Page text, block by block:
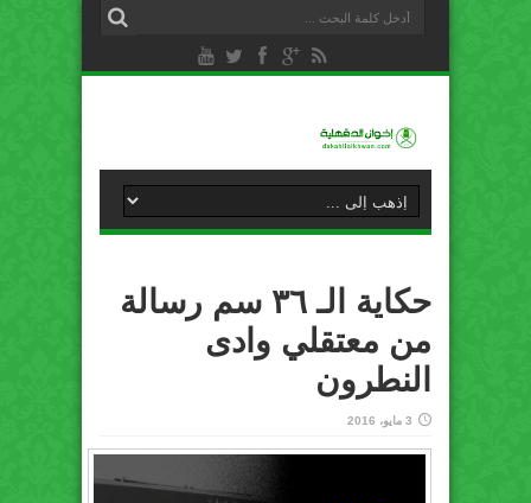
حكاية الـ ٣٦ سم رسالة
من معتقلي وادى
النطرون
3 مايو، 2016